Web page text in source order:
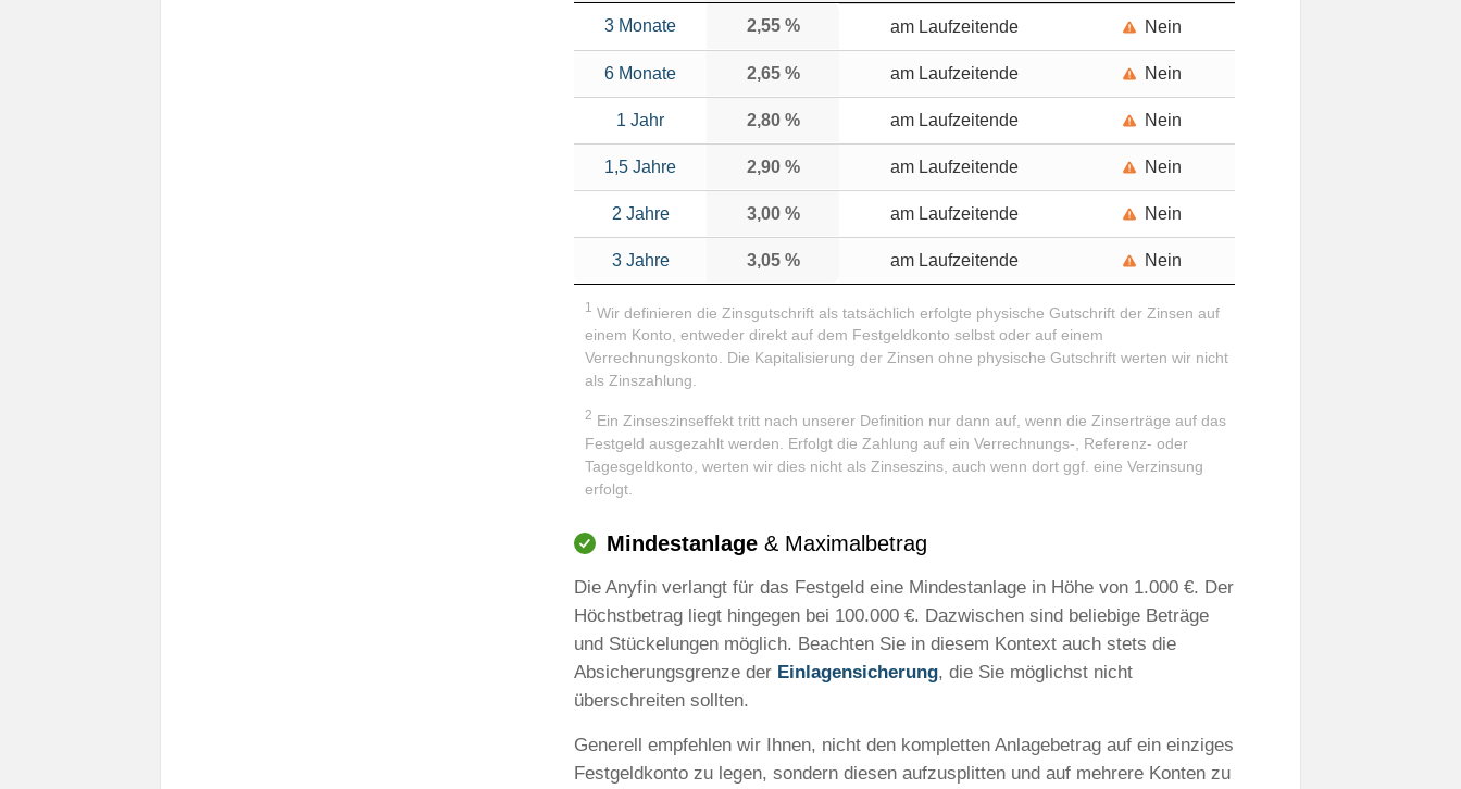
3 Monate 2,55 % am Laufzeitende Nein
6 Monate 2,65 % am Laufzeitende Nein
1 Jahr 2,80 % am Laufzeitende Nein
1,5 Jahre 2,90 % am Laufzeitende Nein
2 Jahre 3,00 % am Laufzeitende Nein
3 Jahre 3,05 % am Laufzeitende Nein
1 Wir definieren die Zinsgutschrift als tatsächlich erfolgte physische Gutschrift der Zinsen auf
einem Konto, entweder direkt auf dem Festgeldkonto selbst oder auf einem
Verrechnungskonto. Die Kapitalisierung der Zinsen ohne physische Gutschrift werten wir nicht
als Zinszahlung.
2 Ein Zinseszinseffekt tritt nach unserer Definition nur dann auf, wenn die Zinserträge auf das
Festgeld ausgezahlt werden. Erfolgt die Zahlung auf ein Verrechnungs-, Referenz- oder
Tagesgeldkonto, werten wir dies nicht als Zinseszins, auch wenn dort ggf. eine Verzinsung
erfolgt.
Mindestanlage & Maximalbetrag
Die Anyfin verlangt für das Festgeld eine Mindestanlage in Höhe von 1.000 €. Der
Höchstbetrag liegt hingegen bei 100.000 €. Dazwischen sind beliebige Beträge
und Stückelungen möglich. Beachten Sie in diesem Kontext auch stets die
Absicherungsgrenze der Einlagensicherung, die Sie möglichst nicht
überschreiten sollten.
Generell empfehlen wir Ihnen, nicht den kompletten Anlagebetrag auf ein einziges
Festgeldkonto zu legen, sondern diesen aufzusplitten und auf mehrere Konten zu